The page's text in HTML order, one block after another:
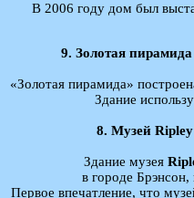
В 2006 году дом был
9. Золотая
«Золотая пирамида»
Здание
8. Музей
Здание музея
в городе
Первое впечатление, что